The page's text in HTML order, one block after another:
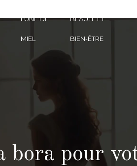
LUNE DE
MIEL
BEAUTÉ ET
BIEN-ÊTRE
bora pour